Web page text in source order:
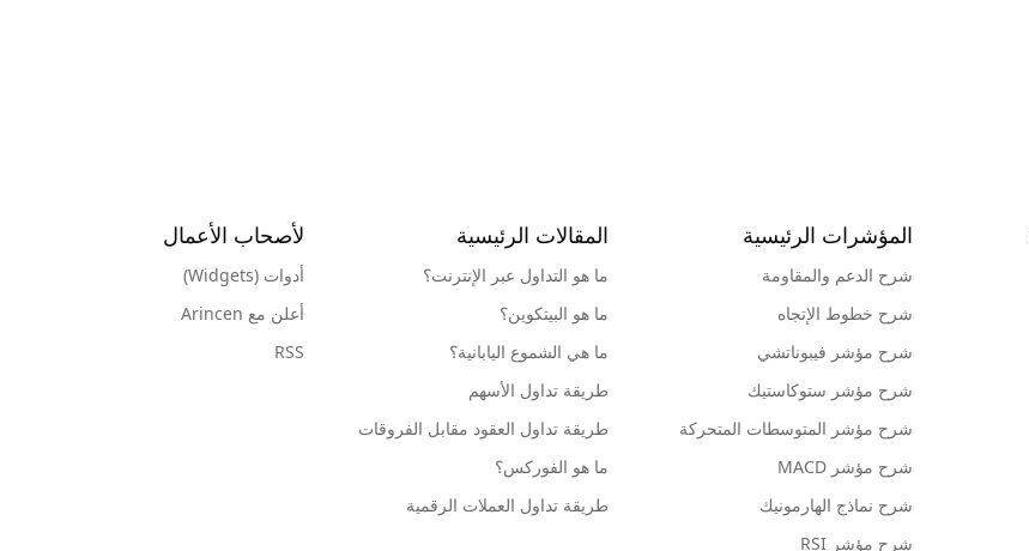
المؤشرات الرئيسية
شرح الدعم والمقاومة
شرح خطوط الإتجاه
شرح مؤشر فيبوناتشي
شرح مؤشر ستوكاستيك
شرح مؤشر المتوسطات المتحركة
شرح مؤشر MACD
شرح نماذج الهارمونيك
شرح مؤشر RSI
المقالات الرئيسية
ما هو التداول عبر الإنترنت؟
ما هو البيتكوين؟
ما هي الشموع اليابانية؟
طريقة تداول الأسهم
طريقة تداول العقود مقابل الفروقات
ما هو الفوركس؟
طريقة تداول العملات الرقمية
لأصحاب الأعمال
أدوات (Widgets)
أعلن مع Arincen
RSS